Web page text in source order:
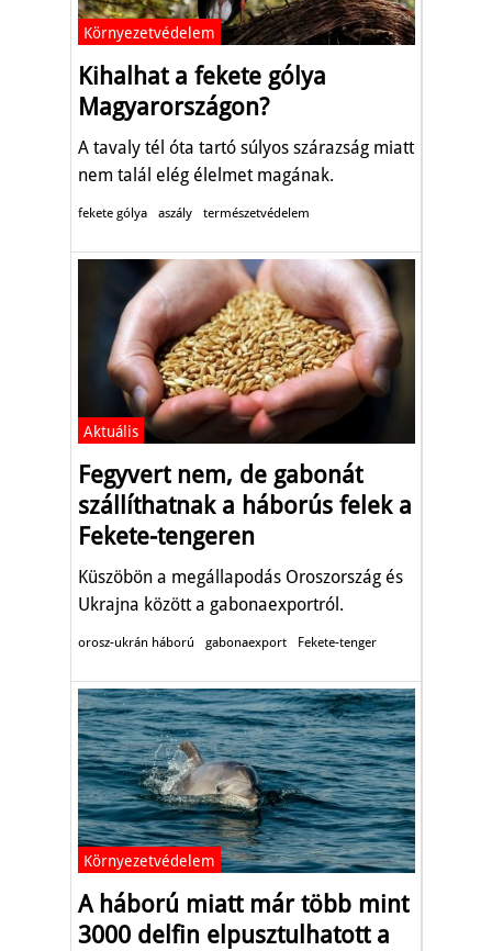
Környezetvédelem
Kihalhat a fekete gólya
Magyarországon?
A tavaly tél óta tartó súlyos szárazság miatt
nem talál elég élelmet magának.
fekete gólya aszály természetvédelem
Aktuális
Fegyvert nem, de gabonát
szállíthatnak a háborús felek a
Fekete-tengeren
Küszöbön a megállapodás Oroszország és
Ukrajna között a gabonaexportról.
orosz-ukrán háború gabonaexport Fekete-tenger
Környezetvédelem
A háború miatt már több mint
3000 delfin elpusztulhatott a